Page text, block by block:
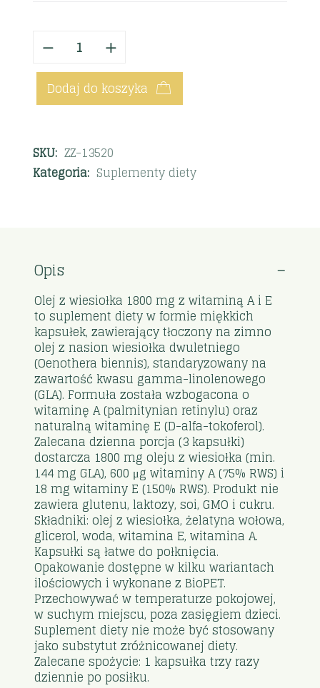
Dodaj do koszyka
SKU: ZZ-13520
Kategoria: Suplementy diety
Opis
Olej z wiesiołka 1800 mg z witaminą A i E
to suplement diety w formie miękkich
kapsułek, zawierający tłoczony na zimno
olej z nasion wiesiołka dwuletniego
(Oenothera biennis), standaryzowany na
zawartość kwasu gamma-linolenowego
(GLA). Formuła została wzbogacona o
witaminę A (palmitynian retinylu) oraz
naturalną witaminę E (D-alfa-tokoferol).
Zalecana dzienna porcja (3 kapsułki)
dostarcza 1800 mg oleju z wiesiołka (min.
144 mg GLA), 600 μg witaminy A (75% RWS) i
18 mg witaminy E (150% RWS). Produkt nie
zawiera glutenu, laktozy, soi, GMO i cukru.
Składniki: olej z wiesiołka, żelatyna wołowa,
glicerol, woda, witamina E, witamina A.
Kapsułki są łatwe do połknięcia.
Opakowanie dostępne w kilku wariantach
ilościowych i wykonane z BioPET.
Przechowywać w temperaturze pokojowej,
w suchym miejscu, poza zasięgiem dzieci.
Suplement diety nie może być stosowany
jako substytut zróżnicowanej diety.
Zalecane spożycie: 1 kapsułka trzy razy
dziennie po posiłku.